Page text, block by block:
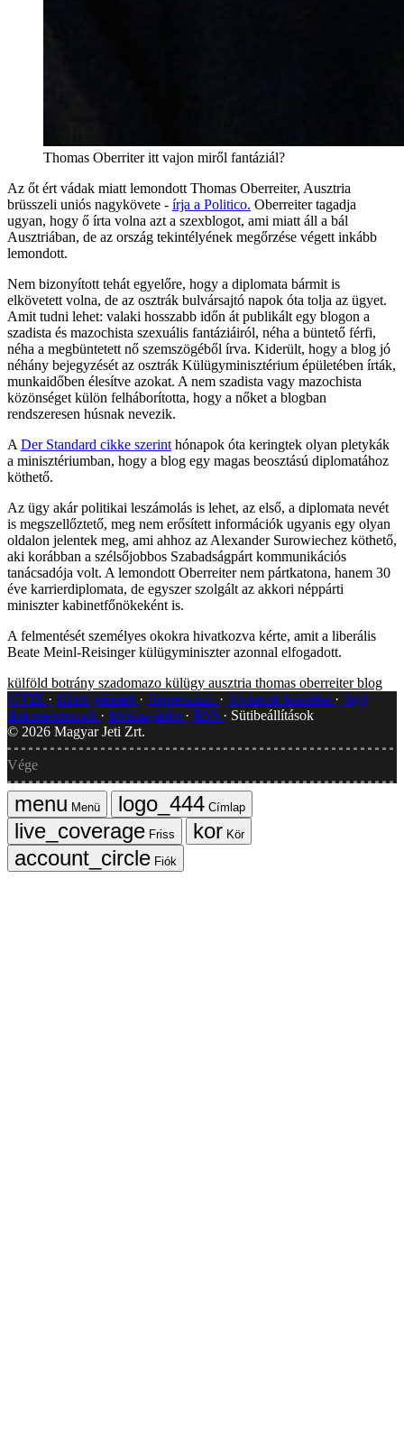
Thomas Oberriter itt vajon miről fantáziál?
Az őt ért vádak miatt lemondott Thomas Oberreiter, Ausztria
brüsszeli uniós nagykövete - írja a Politico. Oberreiter tagadja
ugyan, hogy ő írta volna azt a szexblogot, ami miatt áll a bál
Ausztriában, de az ország tekintélyének megőrzése végett inkább
lemondott.
Nem bizonyított tehát egyelőre, hogy a diplomata bármit is
elkövetett volna, de az osztrák bulvársajtó napok óta tolja az ügyet.
Amit tudni lehet: valaki hosszabb időn át publikált egy blogon a
szadista és mazochista szexuális fantáziáiról, néha a büntető férfi,
néha a megbüntetett nő szemszögéből írva. Kiderült, hogy a blog jó
néhány bejegyzését az osztrák Külügyminisztérium épületében írták,
munkaidőben élesítve azokat. A nem szadista vagy mazochista
közönséget külön felháborította, hogy a nőket a blogban
rendszeresen húsnak nevezik.
A Der Standard cikke szerint hónapok óta keringtek olyan pletykák
a minisztériumban, hogy a blog egy magas beosztású diplomatához
köthető.
Az ügy akár politikai leszámolás is lehet, az első, a diplomata nevét
is megszellőztető, meg nem erősített információk ugyanis egy olyan
oldalon jelentek meg, ami ahhoz az Alexander Surowiechez köthető,
aki korábban a szélsőjobbos Szabadságpárt kommunikációs
tanácsadója volt. A lemondott Oberreiter nem pártkatona, hanem 30
éve karrierdiplomata, de egyszer szolgált az akkori néppárti
miniszter kabinetfőnökeként is.
A felmentését személyes okokra hivatkozva kérte, amit a liberális
Beate Meinl-Reisinger külügyminiszter azonnal elfogadott.
külföld botrány szadomazo külügy ausztria thomas oberreiter blog
GYIK
Hibát jelentek Impresszum Javítások kezelése
Jogi
dokumentumok
Médiaajánlat RSS
Sütibeállítások
© 2026 Magyar Jeti Zrt.
Vége
Menü
Címlap
Friss
Kör
Fiók